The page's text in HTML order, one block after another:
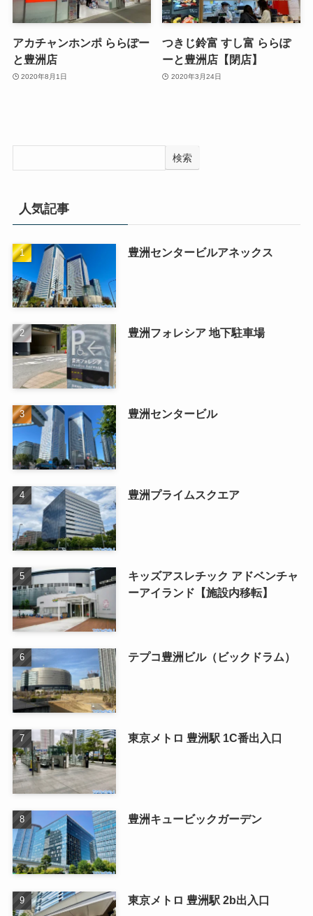
アカチャンホンポ ららぽー
と豊洲店
2020年8月1日
つきじ鈴富 すし富 ららぽ
ーと豊洲店【閉店】
2020年3月24日
検索
人気記事
豊洲センタービルアネックス
豊洲フォレシア 地下駐車場
豊洲センタービル
豊洲プライムスクエア
キッズアスレチック アドベンチャ
ーアイランド【施設内移転】
テプコ豊洲ビル（ビックドラム）
東京メトロ 豊洲駅 1C番出入口
豊洲キュービックガーデン
東京メトロ 豊洲駅 2b出入口